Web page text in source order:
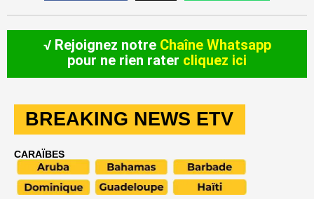
√ Rejoignez notre Chaîne Whatsapp
pour ne rien rater cliquez ici
BREAKING NEWS ETV
CARAÏBES